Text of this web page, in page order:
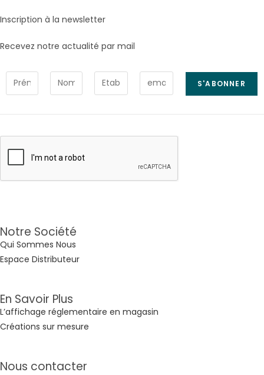
Inscription à la newsletter
Recevez notre actualité par mail
Notre Société
Qui Sommes Nous
Espace Distributeur
En Savoir Plus
L’affichage réglementaire en magasin
Créations sur mesure
Nous contacter